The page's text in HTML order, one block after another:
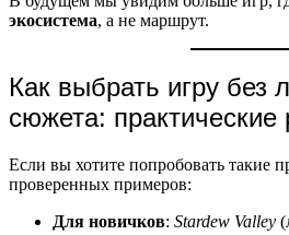
экосистема, а не маршрут.
Как выбрать игру без
сюжета:
Если вы хотите попробовать такие
проверенных примеров:
Для новичков: Stardew Valley